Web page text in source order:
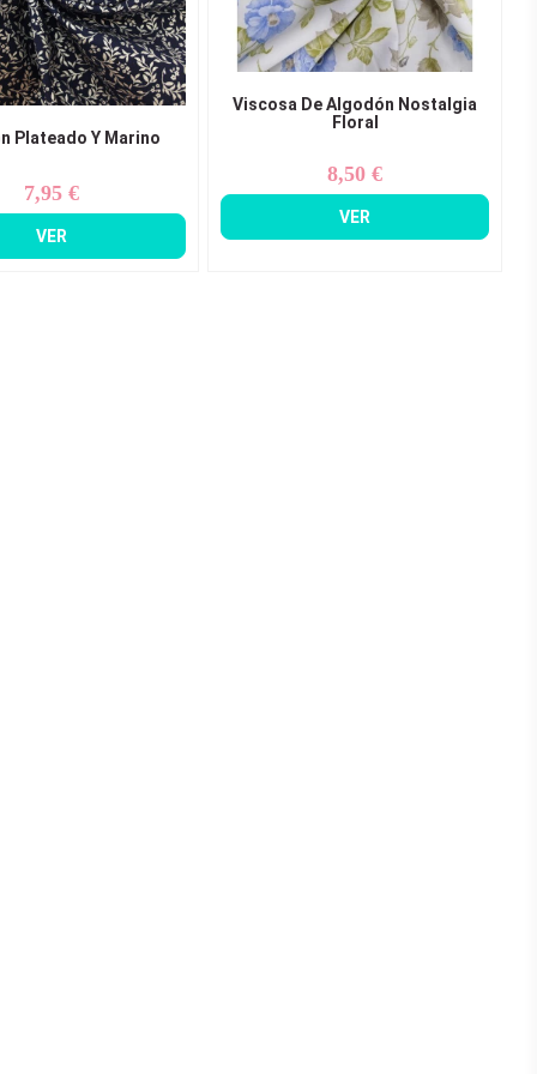
Plateado Y Marino
Precio
7,95 €
VER
Viscosa De Algodón Nostalgia
Floral
Precio
8,50 €
VER